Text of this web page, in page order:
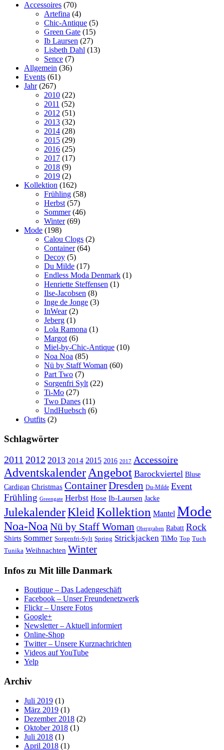
Accessoires (70)
Artefina (4)
Chic-Antique (5)
Green Gate (15)
Ib Laursen (27)
Lisbeth Dahl (13)
Sence (7)
Allgemein (36)
Events (61)
Jahr(267)
2010 (22)
2011 (52)
2012 (51)
2013 (32)
2014 (28)
2015 (29)
2016 (25)
2017 (17)
2018 (9)
2019 (2)
Kollektion (162)
Frühling (58)
Herbst(57)
Sommer(46)
Winter(69)
Mode (198)
Calou Clogs (2)
Container(64)
Decoy (5)
Du Milde (17)
Endless Moda Denmark (1)
Henriette Steffensen (1)
Ilse-Jacobsen (8)
Inge de Jonge (3)
InWear(2)
Jeberg (1)
Lola Ramona (1)
Margot(6)
Miel-by-Chic-Antique (10)
Noa Noa (85)
Nü by Staff Woman (60)
Part Two (7)
Sorgenfri Sylt(22)
Ti-Mo (27)
Two Danes (11)
UndHuebsch (6)
Outfits (2)
Schlagwörter
2011 2012 2013 2014 2015 2016 2017 Accessoire
Adventskalender Angebot Barockviertel Bluse
Cardigan Christmas ContainerDresden Du-Milde Event
Frühling Greengate Herbst Hose Ib-Laursen Jacke
JulekalenderKleidKollektion Mantel Mode
Noa-Noa Nü by Staff Woman Obergraben Rabatt Rock
Shirts Sommer Sorgenfri-Sylt Spring Strickjacken TiMo Top Tuch
Tunika Weihnachten Winter
Infos zu Mit lille Danmark
Boutique – Das Ladengeschäft
Facebook – Unser Freundenetzwerk
Flickr – Unsere Fotos
Google+
Newsletter – Aktuell informiert
Online-Shop
Twitter – Unsere Kurznachrichten
Videos auf YouTube
Yelp
Archiv
Juli 2019 (1)
März 2019 (1)
Dezember 2018 (2)
Oktober 2018 (1)
Juli 2018 (1)
April 2018 (1)